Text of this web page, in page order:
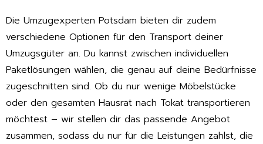
Die Umzugexperten Potsdam bieten dir zudem
verschiedene Optionen für den Transport deiner
Umzugsgüter an. Du kannst zwischen individuellen
Paketlösungen wählen, die genau auf deine Bedürfnisse
zugeschnitten sind. Ob du nur wenige Möbelstücke
oder den gesamten Hausrat nach Tokat transportieren
möchtest – wir stellen dir das passende Angebot
zusammen, sodass du nur für die Leistungen zahlst, die